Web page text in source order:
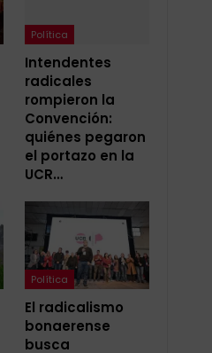
Política
Intendentes
radicales
rompieron la
Convención:
quiénes pegaron
el portazo en la
UCR…
Política
El radicalismo
bonaerense
busca